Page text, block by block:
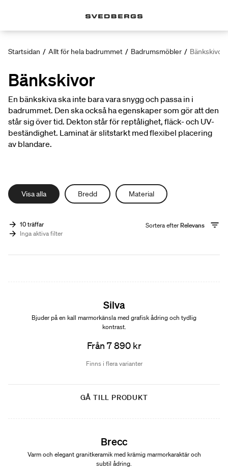
Startsidan / Allt för hela badrummet / Badrumsmöbler / Bänkskivor
Bänkskivor
En bänkskiva ska inte bara vara snygg och passa in i
badrummet. Den ska också ha egenskaper som gör att den
står sig över tid. Dekton står för reptålighet, fläck- och UV-
beständighet. Laminat är slitstarkt med flexibel placering
av blandare.
Visa alla Bredd Material
10 träffar
Inga aktiva filter
Sortera efterRelevans
Silva
Bjuder på en kall marmorkänsla med grafisk ådring och tydlig
kontrast.
Från 7 890 kr
Finns i flera varianter
GÅ TILL PRODUKT
Brecc
Varm och elegant granitkeramik med krämig marmorkaraktär och
subtil ådring.